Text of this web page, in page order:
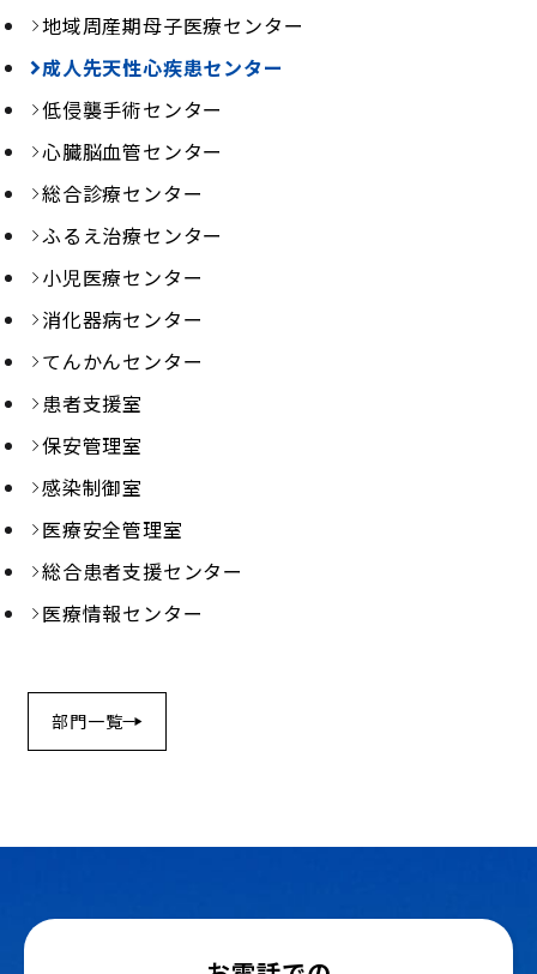
部門一覧
地域周産期母子医療センター
成人先天性心疾患センター
低侵襲手術センター
心臓脳血管センター
総合診療センター
ふるえ治療センター
小児医療センター
消化器病センター
てんかんセンター
患者支援室
保安管理室
感染制御室
医療安全管理室
総合患者支援センター
医療情報センター